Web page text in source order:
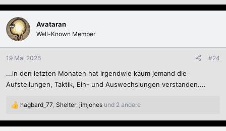
Avataran
Well-Known Member
19 Mai 2026 #24
...in den letzten Monaten hat irgendwie kaum jemand die
Aufstellungen, Taktik, Ein- und Auswechslungen verstanden....
R
a
hagbard_77 Shelter jimjones und 2 andere